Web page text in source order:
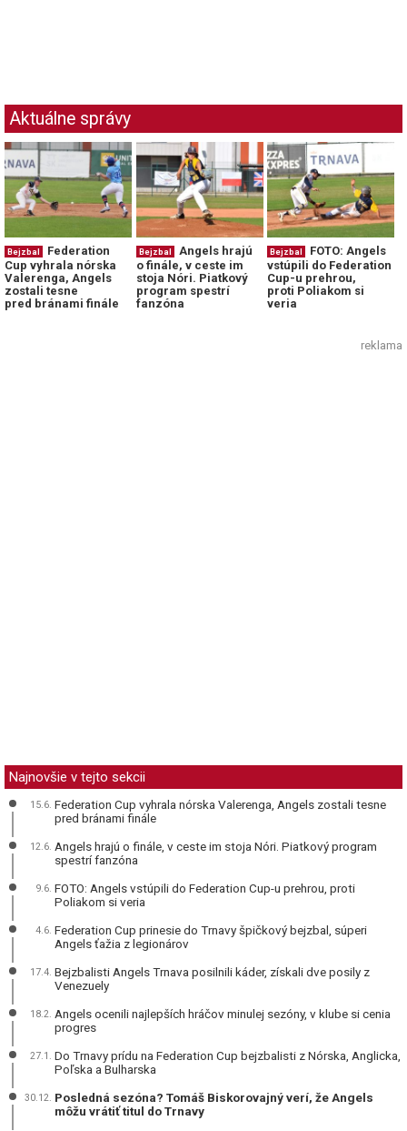
Aktuálne správy
Bejzbal
Federation
Cup vyhrala nórska
Valerenga, Angels
zostali tesne
pred bránami finále
Bejzbal
Angels hrajú
o finále, v ceste im
stoja Nóri. Piatkový
program spestrí
fanzóna
Bejzbal
FOTO: Angels
vstúpili do Federation
Cup-u prehrou,
proti Poliakom si
veria
reklama
Najnovšie v tejto sekcii
15.6. Federation Cup vyhrala nórska Valerenga, Angels zostali tesne
pred bránami finále
12.6. Angels hrajú o finále, v ceste im stoja Nóri. Piatkový program
spestrí fanzóna
9.6. FOTO: Angels vstúpili do Federation Cup-u prehrou, proti
Poliakom si veria
4.6. Federation Cup prinesie do Trnavy špičkový bejzbal, súperi
Angels ťažia z legionárov
17.4. Bejzbalisti Angels Trnava posilnili káder, získali dve posily z
Venezuely
18.2. Angels ocenili najlepších hráčov minulej sezóny, v klube si cenia
progres
27.1. Do Trnavy prídu na Federation Cup bejzbalisti z Nórska, Anglicka,
Poľska a Bulharska
30.12. Posledná sezóna? Tomáš Biskorovajný verí, že Angels
môžu vrátiť titul do Trnavy